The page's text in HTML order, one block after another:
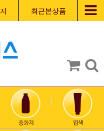
최근본상품